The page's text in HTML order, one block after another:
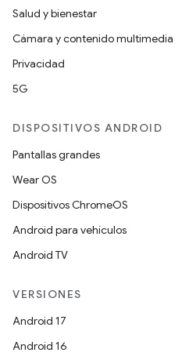
Salud y bienestar
Cámara y contenido multimedia
Privacidad
5G
DISPOSITIVOS ANDROID
Pantallas grandes
Wear OS
Dispositivos ChromeOS
Android para vehículos
Android TV
VERSIONES
Android 17
Android 16